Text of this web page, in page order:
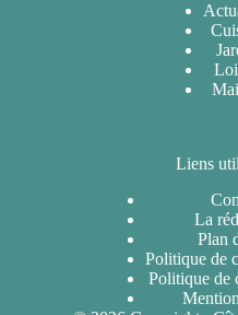
Liens
La
Plan
Politique de
Politique de